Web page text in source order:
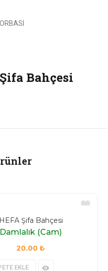
Bahçesi
Damlalık (Cam)
HEFA Şifa Bahçesi
20.00 ₺
EKLE